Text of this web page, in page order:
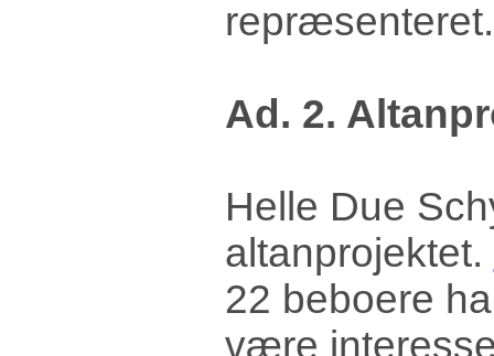
repræsenteret.
Ad. 2.
Helle Due
altanprojektet.
22 beboere
være